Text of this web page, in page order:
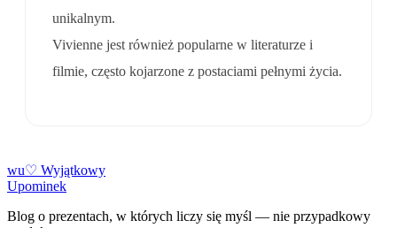
unikalnym.
Vivienne jest również popularne w literaturze i
filmie, często kojarzone z postaciami pełnymi życia.
wu♡ Wyjątkowy
Upominek
Blog o prezentach, w których liczy się myśl — nie przypadkowy